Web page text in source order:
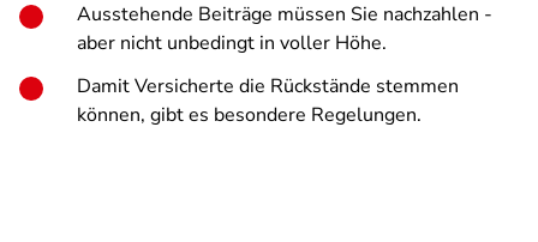
Ausstehende Beiträge müssen Sie nachzahlen -
aber nicht unbedingt in voller Höhe.
Damit Versicherte die Rückstände stemmen
können, gibt es besondere Regelungen.